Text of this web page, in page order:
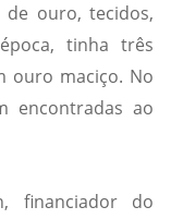
de ouro, tecidos,
tinha três
ouro maciço. No
encontradas ao
financiador do